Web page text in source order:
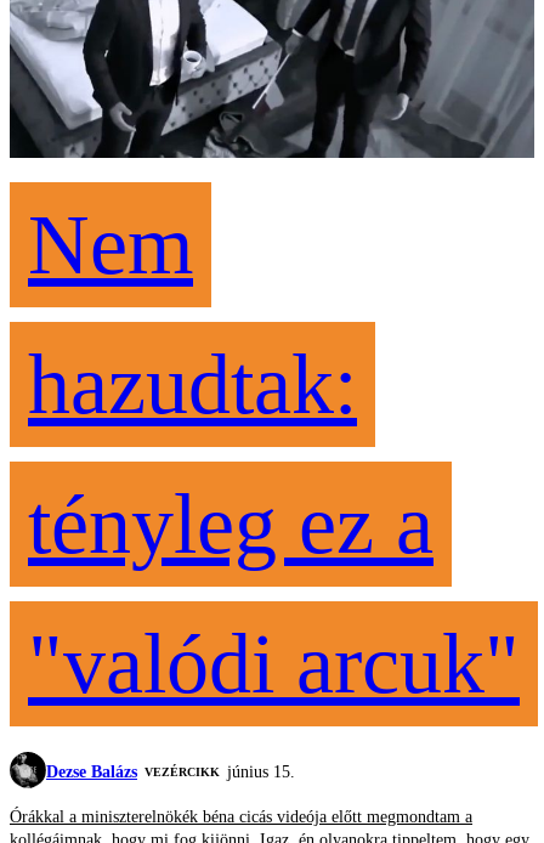
Nem
hazudtak:
tényleg ez a
"valódi arcuk"
Dezse Balázs VEZÉRCIKK június 15.
Órákkal a miniszterelnökék béna cicás videója előtt megmondtam a